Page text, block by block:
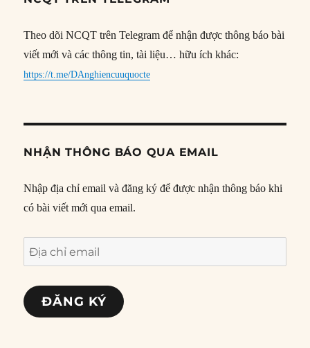
Theo dõi NCQT trên Telegram để nhận được thông báo bài
viết mới và các thông tin, tài liệu… hữu ích khác:
https://t.me/DAnghiencuuquocte
NHẬN THÔNG BÁO QUA EMAIL
Nhập địa chỉ email và đăng ký để được nhận thông báo khi
có bài viết mới qua email.
Địa
chỉ
email
ĐĂNG KÝ